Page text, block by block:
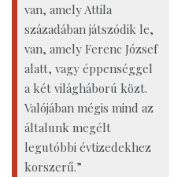
van, amely Attila
századában játszódik le,
van, amely Ferenc József
alatt, vagy éppenséggel
a két világháború közt.
Valójában mégis mind az
általunk megélt
legutóbbi évtizedekhez
korszerű.”